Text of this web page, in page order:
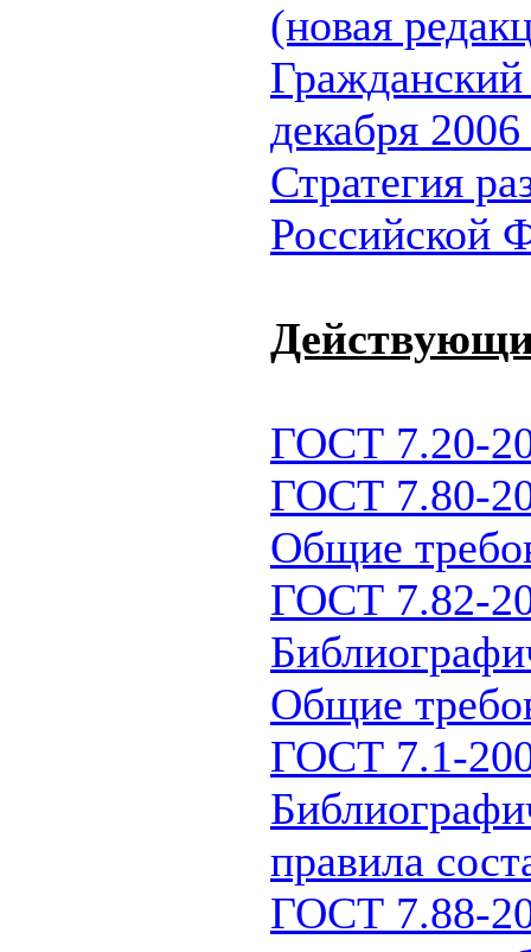
(новая
декабря 2006
Стратегия
Российской
ГОСТ 7.20-
ГОСТ 7.80-
Общие
ГОСТ 7.82-
Общие
ГОСТ 7.1-
правила
ГОСТ 7.88-